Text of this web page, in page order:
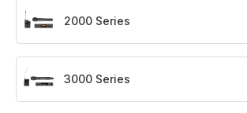
2000 Series
3000 Series